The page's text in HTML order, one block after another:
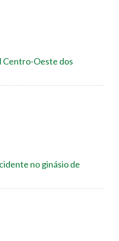
Centro-Oeste dos
no ginásio de